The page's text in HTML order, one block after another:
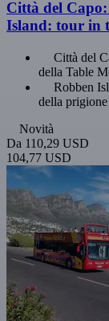
Città del
Island: tour in
Città del
della Table
Robben
della prigione
Novità
Da 110,29 USD
104,77 USD